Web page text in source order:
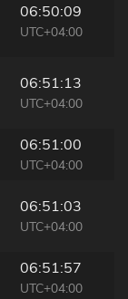
06:50:09
UTC+04:00
06:51:13
UTC+04:00
06:51:00
UTC+04:00
06:51:03
UTC+04:00
06:51:57
UTC+04:00